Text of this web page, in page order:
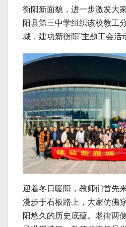
衡阳新面貌，进一步激发大
阳县第三中学组织该校教工
城，建功新衡阳”主题工会活
迎着冬日暖阳，教师们首先
漫步于石板路上，大家仿佛
阳悠久的历史底蕴。老街两